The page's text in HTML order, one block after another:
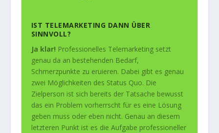
IST TELEMARKETING DANN ÜBER
SINNVOLL?
Ja klar! Professionelles Telemarketing setzt
genau da an bestehenden Bedarf,
Schmerzpunkte zu eruieren. Dabei gibt es genau
zwei Möglichkeiten des Status Quo. Die
Zielperson ist sich bereits der Tatsache bewusst
das ein Problem vorherrscht für es eine Lösung
geben muss oder eben nicht. Genau an diesem
letzteren Punkt ist es die Aufgabe professioneller